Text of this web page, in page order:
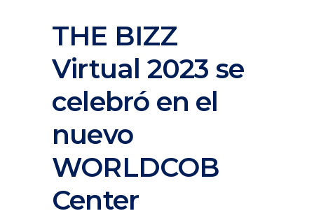
THE BIZZ
Virtual 2023 se
celebró en el
nuevo
WORLDCOB
Center